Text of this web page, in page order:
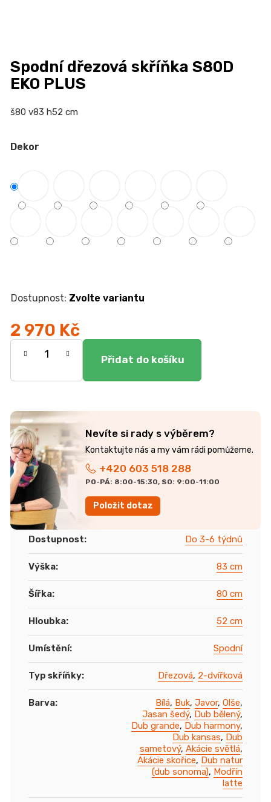
Spodní dřezová skříňka S80D
EKO PLUS
š80 v83 h52 cm
Dekor
Zvolte variantu
2 970 Kč
Měrná
Dostupnost: Do 3-6 týdnů
Výška: 83 cm
Šířka: 80 cm
Hloubka: 52 cm
Umístění: Spodní
Typ skříňky: Dřezová, 2-dvířková
Barva: Bílá, Buk, Javor, Olše,
Jasan šedý, Dub bělený,
Dub grande, Dub harmony,
Dub kansas, Dub
sametový, Akácie světlá,
Akácie skořice, Dub natur
(dub sonoma), Modřín
latte
Nevíte si rady s výběrem?
+420 603 518 288
PO-PÁ: 8:00-15:30, SO: 9:00-11:00
Položit dotaz
NEMO
750
Kč